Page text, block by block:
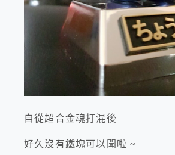
自從超合金魂打混後
好久沒有鐵塊可以聞啦 ~